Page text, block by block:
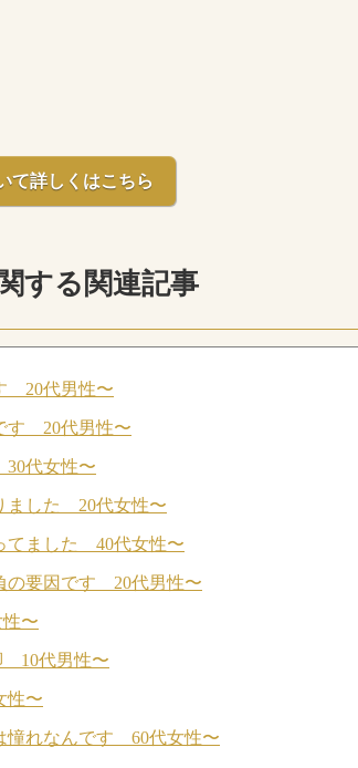
て詳しくはこちら
する関連記事
20代男性〜
す 20代男性〜
代女性〜
ました 20代女性〜
てました 40代女性〜
の要因です 20代男性〜
〜
10代男性〜
性〜
憧れなんです 60代女性〜